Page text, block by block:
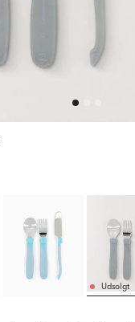
Udsolgt